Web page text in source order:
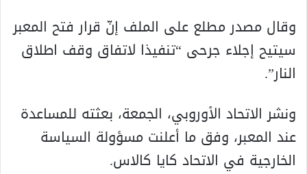
وقال مصدر مطلع على الملف إنّ قرار فتح المعبر
سيتيح إجلاء جرحى “تنفيذا لاتفاق وقف اطلاق
النار”.
ونشر الاتحاد الأوروبي، الجمعة، بعثته للمساعدة
عند المعبر، وفق ما أعلنت مسؤولة السياسة
الخارجية في الاتحاد كايا كالاس.